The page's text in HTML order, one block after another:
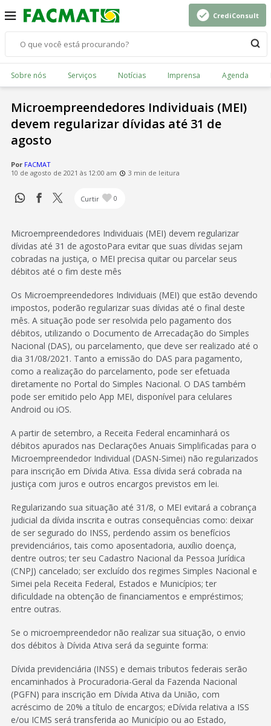
CrediConsult
Sobre nós Serviços Notícias Imprensa Agenda
Microempreendedores Individuais (MEI)
devem regularizar dívidas até 31 de
agosto
Por FACMAT
10 de agosto de 2021 às 12:00 am
3 min de leitura
Curtir 0
Microempreendedores Individuais (MEI) devem regularizar
dívidas até 31 de agostoPara evitar que suas dívidas sejam
cobradas na justiça, o MEI precisa quitar ou parcelar seus
débitos até o fim deste mês
Os Microempreendedores Individuais (MEI) que estão devendo
impostos, poderão regularizar suas dívidas até o final deste
mês. A situação pode ser resolvida pelo pagamento dos
débitos, utilizando o Documento de Arrecadação do Simples
Nacional (DAS), ou parcelamento, que deve ser realizado até o
dia 31/08/2021. Tanto a emissão do DAS para pagamento,
como a realização do parcelamento, pode ser efetuada
diretamente no Portal do Simples Nacional. O DAS também
pode ser emitido pelo App MEI, disponível para celulares
Android ou iOS.
A partir de setembro, a Receita Federal encaminhará os
débitos apurados nas Declarações Anuais Simplificadas para o
Microempreendedor Individual (DASN-Simei) não regularizados
para inscrição em Dívida Ativa. Essa dívida será cobrada na
justiça com juros e outros encargos previstos em lei.
Regularizando sua situação até 31/8, o MEI evitará a cobrança
judicial da dívida inscrita e outras consequências como: deixar
de ser segurado do INSS, perdendo assim os benefícios
previdenciários, tais como aposentadoria, auxílio doença,
dentre outros; ter seu Cadastro Nacional da Pessoa Jurídica
(CNPJ) cancelado; ser excluído dos regimes Simples Nacional e
Simei pela Receita Federal, Estados e Municípios; ter
dificuldade na obtenção de financiamentos e empréstimos;
entre outras.
Se o microempreendedor não realizar sua situação, o envio
dos débitos à Dívida Ativa será da seguinte forma:
Dívida previdenciária (INSS) e demais tributos federais serão
encaminhados à Procuradoria-Geral da Fazenda Nacional
(PGFN) para inscrição em Dívida Ativa da União, com
acréscimo de 20% a título de encargos; eDívida relativa a ISS
e/ou ICMS será transferida ao Município ou ao Estado,